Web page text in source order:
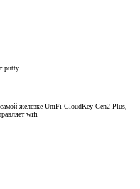
putty.
железке UniFi-CloudKey-Gen2-Plus,
wifi